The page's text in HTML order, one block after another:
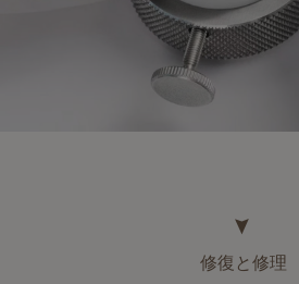
修復と修理